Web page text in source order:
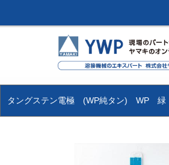
タングステン電極 (WP純タン) WP